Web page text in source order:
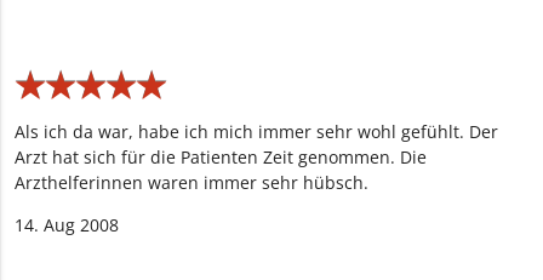
★★★★★
★★★★★
Als ich da war, habe ich mich immer sehr wohl gefühlt. Der
Arzt hat sich für die Patienten Zeit genommen. Die
Arzthelferinnen waren immer sehr hübsch.
14. Aug 2008